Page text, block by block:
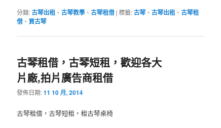
分類:古琴出租 、古琴教學 、古琴租借 |標籤:古琴 、古琴出租 、古琴租
借、 買古琴
古琴租借，古琴短租，歡迎各大
片廠,拍片廣告商租借
發佈日期:11 10 月, 2014
古琴租借，古琴短租，租古琴桌椅